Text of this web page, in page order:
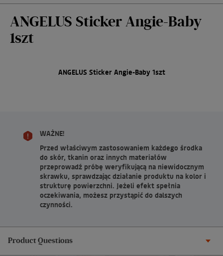
ANGELUS Sticker Angie-Baby
1szt
ANGELUS Sticker Angie-Baby 1szt
WAŻNE!
Przed właściwym zastosowaniem każdego środka
do skór, tkanin oraz innych materiałów
przeprowadź próbę weryfikującą na niewidocznym
skrawku, sprawdzając działanie produktu na kolor i
strukturę powierzchni. Jeżeli efekt spełnia
oczekiwania, możesz przystąpić do dalszych
czynności.
Product Questions